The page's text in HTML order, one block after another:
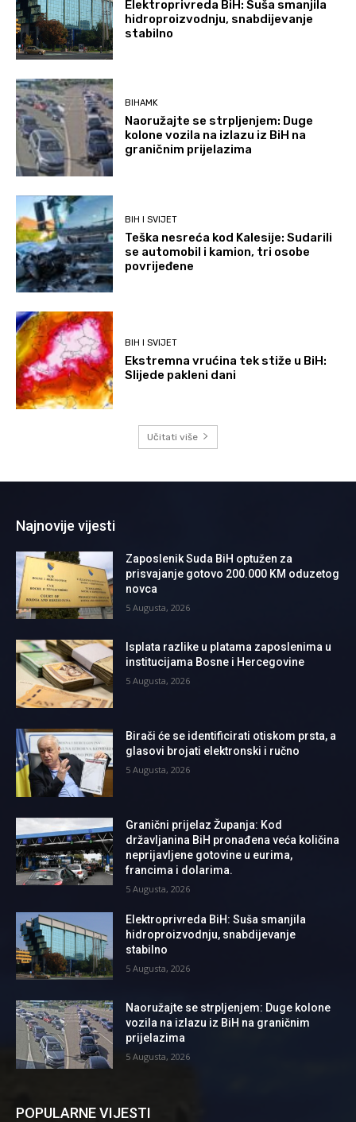
Elektroprivreda BiH: Suša smanjila
hidroproizvodnju, snabdijevanje
stabilno
BIHAMK
Naoružajte se strpljenjem: Duge
kolone vozila na izlazu iz BiH na
graničnim prijelazima
BIH I SVIJET
Teška nesreća kod Kalesije: Sudarili
se automobil i kamion, tri osobe
povrijeđene
BIH I SVIJET
Ekstremna vrućina tek stiže u BiH:
Slijede pakleni dani
Učitati više
Najnovije vijesti
Zaposlenik Suda BiH optužen za
prisvajanje gotovo 200.000 KM oduzetog
novca
5 Augusta, 2026
Isplata razlike u platama zaposlenima u
institucijama Bosne i Hercegovine
5 Augusta, 2026
Birači će se identificirati otiskom prsta, a
glasovi brojati elektronski i ručno
5 Augusta, 2026
Granični prijelaz Županja: Kod
državljanina BiH pronađena veća količina
neprijavljene gotovine u eurima,
francima i dolarima.
5 Augusta, 2026
Elektroprivreda BiH: Suša smanjila
hidroproizvodnju, snabdijevanje
stabilno
5 Augusta, 2026
Naoružajte se strpljenjem: Duge kolone
vozila na izlazu iz BiH na graničnim
prijelazima
5 Augusta, 2026
POPULARNE VIJESTI